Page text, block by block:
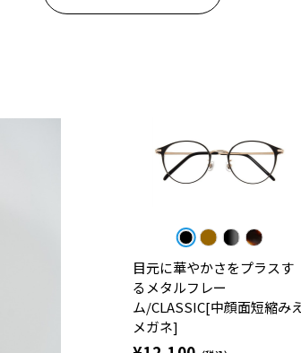
目元に華やかさをプラスす
るメタルフレー
ム/CLASSIC[中顔面短縮み
メガネ]